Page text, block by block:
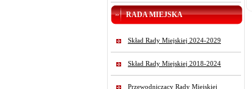
RADA MIEJSKA
Skład Rady Miejskiej 2024-2029
Skład Rady Miejskiej 2018-2024
Przewodniczący Rady Miejskiej